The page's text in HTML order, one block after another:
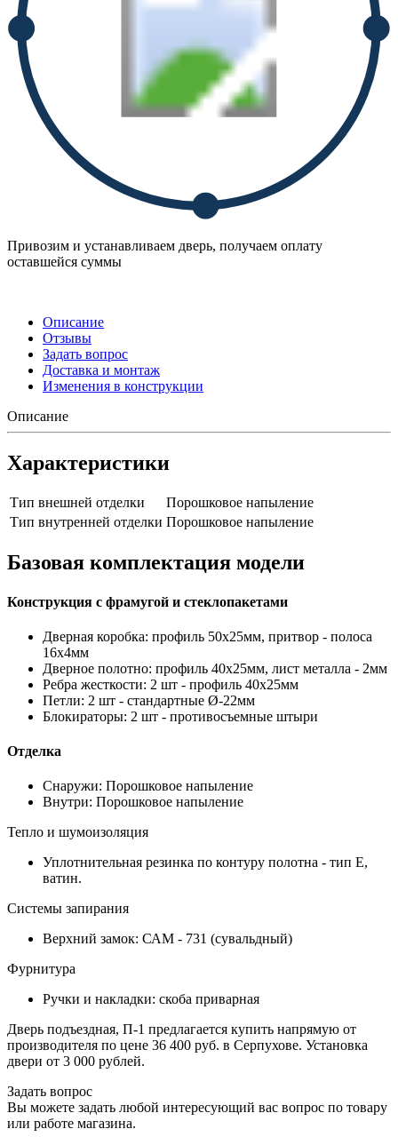
Привозим и устанавливаем дверь, получаем оплату
оставшейся суммы
Описание
Отзывы
Задать вопрос
Доставка и монтаж
Изменения в конструкции
Описание
Характеристики
Тип внешней отделки
Порошковое напыление
Тип внутренней отделки Порошковое напыление
Базовая комплектация модели
Конструкция с фрамугой и стеклопакетами
Дверная коробка: профиль 50х25мм, притвор - полоса
16х4мм
Дверное полотно: профиль 40х25мм, лист металла - 2мм
Ребра жесткости: 2 шт - профиль 40х25мм
Петли: 2 шт - стандартные Ø-22мм
Блокираторы: 2 шт - противосъемные штыри
Отделка
Снаружи: Порошковое напыление
Внутри: Порошковое напыление
Тепло и шумоизоляция
Уплотнительная резинка по контуру полотна - тип Е,
ватин.
Системы запирания
Верхний замок: САМ - 731 (сувальдный)
Фурнитура
Ручки и накладки: скоба приварная
Дверь подъездная, П-1 предлагается купить напрямую от
производителя по цене 36 400 руб. в Серпухове. Установка
двери от 3 000 рублей.
Задать вопрос
Вы можете задать любой интересующий вас вопрос по товару
или работе магазина.